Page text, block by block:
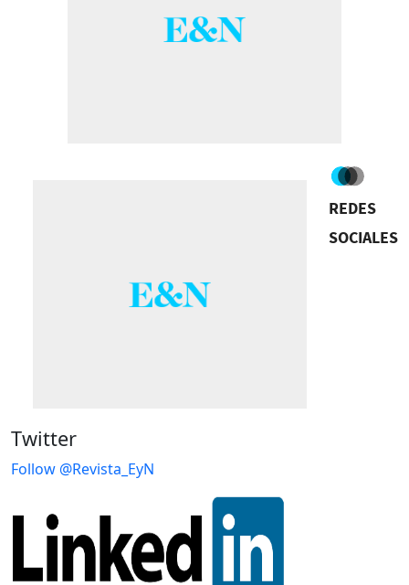
REDES
SOCIALES
Twitter
Follow @Revista_EyN